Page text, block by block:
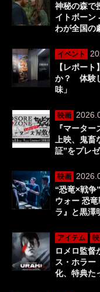
神秘の森で
イトボー
わが全国の
イベント
【レポー
か？ 体験
味」
映画
『マータ
上映、鬼
証”をプレ
映画
“恐竜×戦争
ウォー 恐
ラ』と黒澤
アイテム
ロメロ監
ス・ホラー
化、特典た